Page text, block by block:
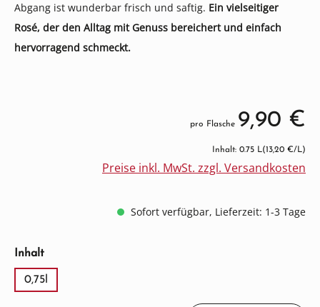
Abgang ist wunderbar frisch und saftig. Ein vielseitiger
Rosé, der den Alltag mit Genuss bereichert und einfach
hervorragend schmeckt.
pro Flasche 9,90 €
Inhalt: 0.75 L(13,20 €/L)
Preise inkl. MwSt. zzgl. Versandkosten
Sofort verfügbar, Lieferzeit: 1-3 Tage
Inhaltauswählen
0,75l